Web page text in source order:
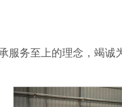
服务至上的理念，竭诚